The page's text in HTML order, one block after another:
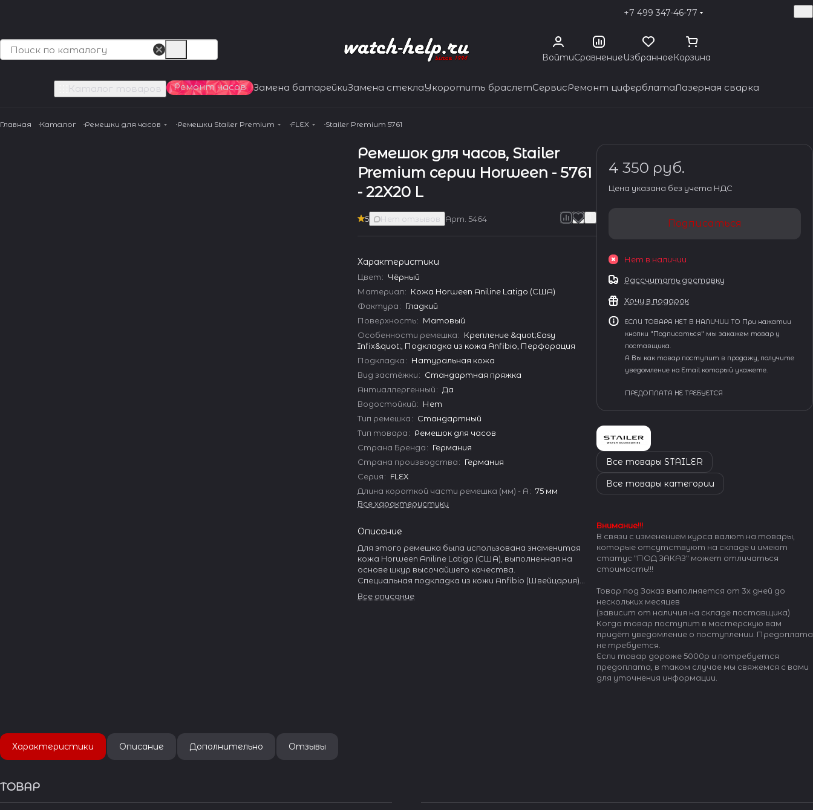
+7 499 347-46-77
ВойтиСравнениеИзбранноеКорзина
Каталог товаров Ремонт часов Замена батарейкиЗамена стеклаУкоротить браслетСервисРемонт циферблатаЛазерная сварка
Главная Каталог Ремешки для часов Ремешки Stailer Premium FLEX Stailer Premium 5761
Ремешок для часов, Stailer
Premium серии Horween - 5761
- 22X20 L
5 Нет отзывов Арт.5464
Характеристики
Цвет: Чёрный
Материал: Кожа Horween Aniline Latigo (США)
Фактура: Гладкий
Поверхность: Матовый
Особенности ремешка: Крепление &quot;Easy
Infix&quot;, Подкладка из кожа Anfibio, Перфорация
Подкладка: Натуральная кожа
Вид застёжки: Стандартная пряжка
Антиаллергенный: Да
Водостойкий: Нет
Тип ремешка: Стандартный
Тип товара: Ремешок для часов
Страна Бренда: Германия
Страна производства: Германия
Серия: FLEX
Длина короткой части ремешка (мм) - A: 75 мм
Все характеристики
Описание
Для этого ремешка была использована знаменитая
кожа Horween Aniline Latigo (США), выполненная на
основе шкур высочайшего качества.
Специальная подкладка из кожи Anfibio (Швейцария)
использования.
Все описание
4 350 руб.
Цена указана без учета НДС
Подписаться
Нет в наличии
Рассчитать доставку
Хочу в подарок
ЕСЛИ ТОВАРА НЕТ В НАЛИЧИИ ТО При нажатии
кнопки "Подписаться" мы закажем товар у
поставщика.
А Вы как товар поступит в продажу, получите
уведомление на Email который укажете.
ПРЕДОПЛАТА НЕ ТРЕБУЕТСЯ
Все товары STAILER
Все товары категории
Внимание!!!
В связи с изменением курса валют на товары,
которые отсутствуют на складе и имеют
статус "ПОД ЗАКАЗ" может отличаться
стоимость!!!
Товар под Заказ выполняется от 3х дней до
нескольких месяцев
(зависит от наличия на складе поставщика)
Когда товар поступит в мастерскую вам
придёт уведомление о поступлении. Предоплата
не требуется.
Если товар дороже 5000р и потребуется
предоплата, в таком случае мы свяжемся с вами
для уточнения информации.
Характеристики Описание Дополнительно Отзывы
ТОВАР